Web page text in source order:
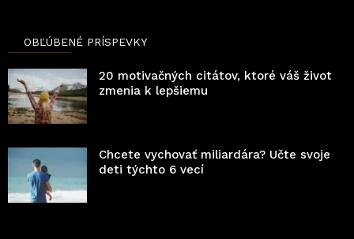
OBĽÚBENÉ PRÍSPEVKY
20 motivačných citátov, ktoré váš život
zmenia k lepšiemu
Chcete vychovať miliardára? Učte svoje
deti týchto 6 vecí